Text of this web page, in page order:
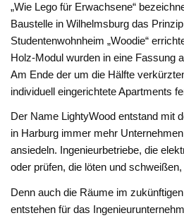
„Wie Lego für Erwachsene“
Baustelle in Wilhelmsburg das
Studentenwohnheim „Woodie“
Holz-Modul wurden in eine Fassung
Am Ende der um die Hälfte
individuell eingerichtete Apartments
Der Name LightyWood entstand mit
in Harburg immer mehr
ansiedeln. Ingenieurbetriebe, die
oder prüfen, die löten und
Denn auch die Räume im
entstehen für das